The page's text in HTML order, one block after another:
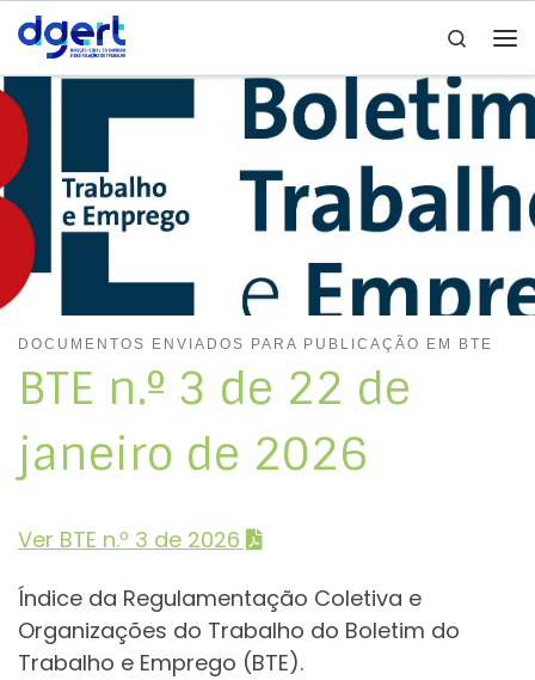
Skip to content
Search
DOCUMENTOS ENVIADOS PARA PUBLICAÇÃO EM BTE
BTE n.º 3 de 22 de
janeiro de 2026
Ver BTE n.º 3 de 2026
Índice da Regulamentação Coletiva e
Organizações do Trabalho do Boletim do
Trabalho e Emprego (BTE).